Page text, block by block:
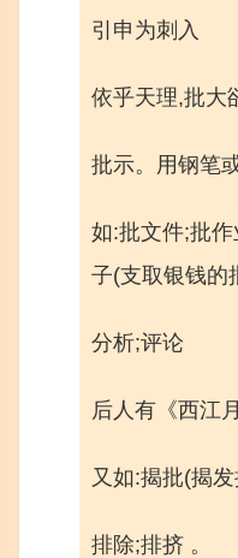
引申为刺入
依乎天理,批大
批示。用钢笔
如:批文件;批
子(支取银钱的
分析;评论
后人有《西江
又如:揭批(揭
排除;排挤 。